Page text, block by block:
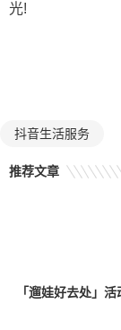
光!
抖音生活服务
推荐文章